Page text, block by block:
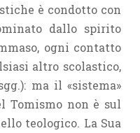
è condotto con
dallo spirito
ogni contatto
altro scolastico,
ma il «sistema»
Tomismo non è sul
teologico. La Sua